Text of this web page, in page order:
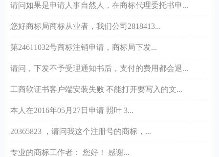
请问如果是申请人事自然人，在商标代理委托书申...
您好商标局商标从业者，我们公司2818413...
第24611032号商标注销申请，商标局下发...
请问，下发不予受理通知书后，支付的费用都会退...
工商软证书客户端安装失败 不能打开要写入的文...
本人在2016年05月27日申请 照叶 3...
20365823 ，请问我这个注册号的商标，...
专业的商标工作者： 您好！ 感谢...